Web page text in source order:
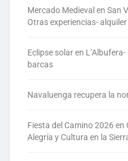
Mercado Medieval en San
Otras experiencias-
Eclipse solar en
barcas
Navaluenga recupera la
Fiesta del Camino 2026
Alegría y Cultura en la